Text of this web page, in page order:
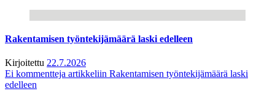
Rakentamisen työntekijämäärä laski edelleen
Kirjoitettu 22.7.2026
Ei kommentteja artikkeliin Rakentamisen työntekijämäärä laski
edelleen